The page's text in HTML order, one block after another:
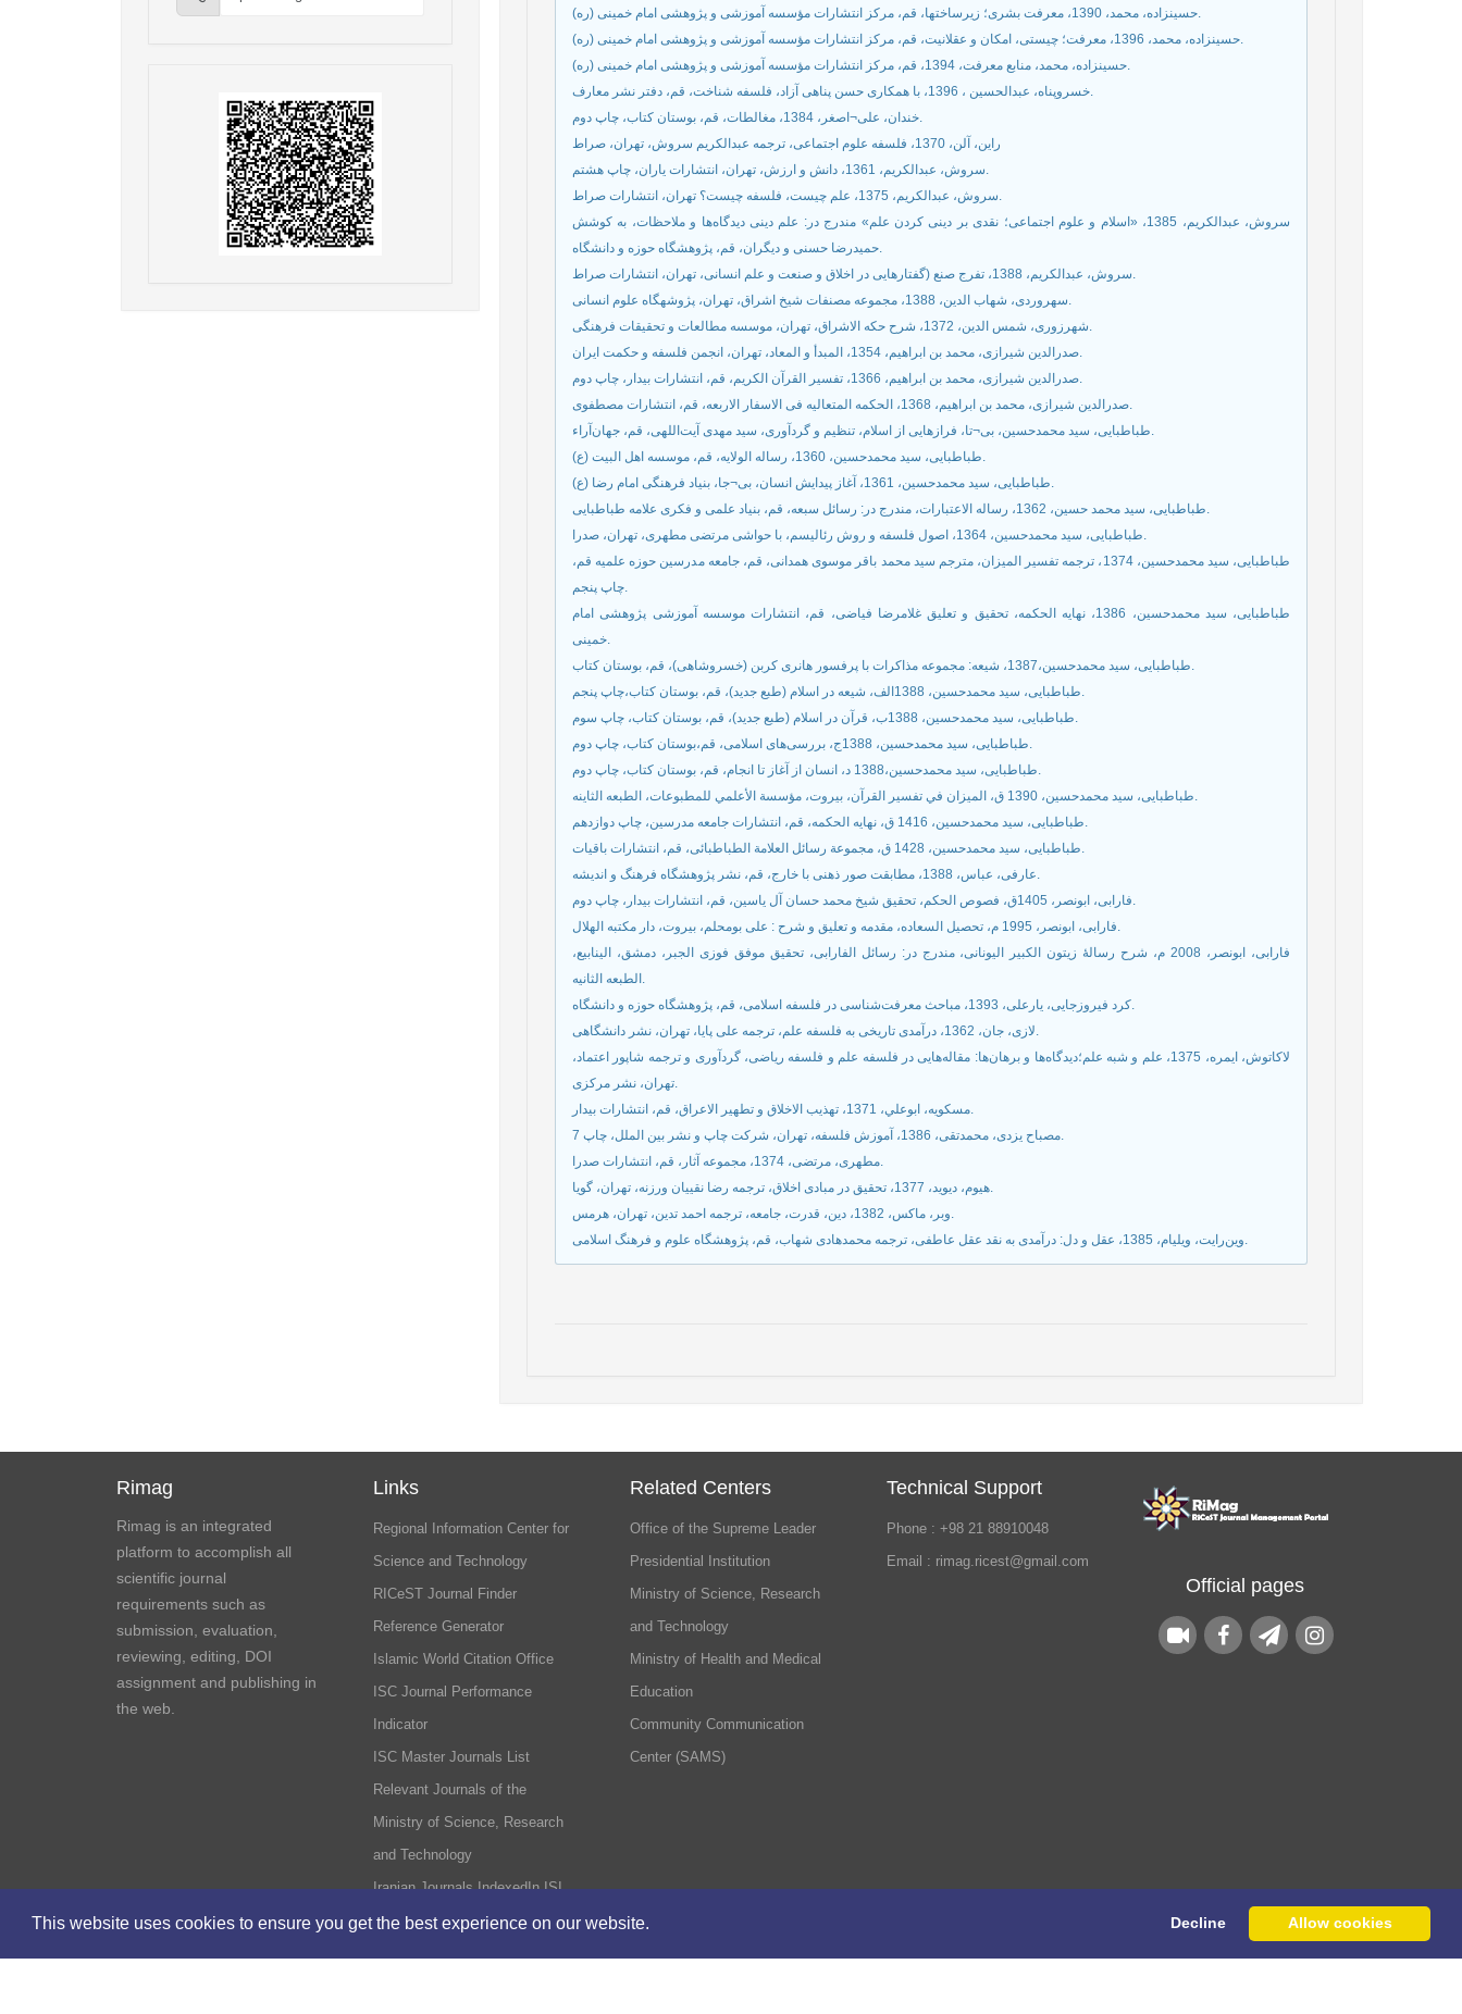
This website uses cookies to ensure you get the best experience on our website. Decline Allow cookies
حسين‏زاده، محمد، 1390، معرفت بشرى؛ زيرساخت‏ها، قم، مركز انتشارات مؤسسه آموزشى و پژوهشى امام خمينى (ره).
حسين‏زاده، محمد، 1396، معرفت؛ چيستى، امكان و عقلانيت، قم، مركز انتشارات مؤسسه آموزشى و پژوهشى امام خمينى (ره).
حسين‏زاده، محمد، منابع معرفت، 1394، قم، مركز انتشارات مؤسسه آموزشى و پژوهشى امام خمينى (ره).
خسروپناه، عبدالحسین ، 1396، با همکاری حسن پناهی آزاد، فلسفه شناخت، قم، دفتر نشر معارف.
خندان، علی¬اصغر، 1384، مغالطات، قم، بوستان کتاب، چاپ دوم.
راین، آلن، 1370،‌ فلسفه علوم اجتماعی، ‌ترجمه عبدالکریم سروش، ‌تهران،‌ صراط
سروش، عبدالکریم، 1361، دانش و ارزش، تهران، انتشارات یاران، چاپ هشتم.
سروش، عبدالکریم، 1375، ع‍ل‍م‌ چ‍ی‍س‍ت‌، ف‍ل‍س‍ف‍ه‌ چ‍ی‍س‍ت‌؟ ‌تهران، ‌انتشارات صراط.
سروش، عبدالکریم، 1385، «اسلام و علوم اجتماعی؛ نقدی بر دینی کردن علم» مندرج در: علم دینی دیدگاه‌ها و ملاحظات، به کوشش
حمیدرضا حسنی و دیگران، قم، پژوهشگاه حوزه و دانشگاه.
سروش، عبدالکریم، 1388، ت‍فرج‌ ص‍ن‍ع (گ‍ف‍ت‍ارهای‍ی‌ در اخلاق‌ و ص‍ن‍ع‍ت‌ و ع‍لم‌ ان‍س‍ان‍ی‌، ‌تهران، ‌انتشارات صراط.
سهروردی، شهاب الدین، 1388، مجموعه مصنفات شیخ اشراق، تهران، پژوشهگاه علوم انسانی.
شهرزوری، شمس الدین، 1372، شرح حکه الاشراق، تهران، موسسه مطالعات و تحقیقات فرهنگی.
صدرالدین شیرازی، محمد بن ابراهیم، 1354، المبدأ و المعاد، تهران، انجمن فلسفه و حکمت ایران.
صدرالدین شیرازی، محمد بن ابراهیم، 1366، تفسير القرآن الكريم‏، قم، انتشارات بیدار، چاپ دوم.
صدرالدین شیرازی، محمد بن ابراهیم، 1368، الحکمه المتعالیه فی الاسفار الاربعه، قم، انتشارات مصطفوی.
طباطبايى، سید محمدحسين، بی¬تا، فرازهایی از اسلام، تنظیم و گردآوری، سید مهدی آیت‌اللهی، قم، جهان‌آراء.
طباطبايى، سید محمدحسين، 1360، رساله الولایه، قم، موسسه اهل البیت (ع).
طباطبايى، سید محمدحسين، 1361، آغاز پیدایش انسان، بی¬جا، بنیاد فرهنگی امام رضا (ع).
طباطبایی، سید محمد حسین، 1362، رساله الاعتبارات، مندرج در: رسائل سبعه، قم، بنیاد علمی و فکری علامه طباطبایی.
طباطبايى، سید محمدحسين، 1364، اصول فلسفه و روش رئاليسم، با حواشی مرتضی مطهری، تهران، صدرا.
طباطبايى، سید محمدحسين، 1374، ترجمه تفسير الميزان، مترجم سید محمد باقر موسوی همدانی، قم، جامعه مدرسين حوزه علميه قم،
چاپ پنجم.
طباطبایی، سید محمدحسین، 1386، نهایه الحکمه، تحقیق و تعلیق غلامرضا فیاضی، قم، انتشارات موسسه آموزشی پژوهشی امام
خمینی.
طباطبايى، سید محمدحسين،1387، شيعه: مجموعه مذاكرات با پرفسور هانرى كربن (خسروشاهى)، قم، بوستان كتاب.
طباطبايى، سید محمدحسين، 1388الف، شيعه در اسلام (طبع جديد)، قم، بوستان كتاب،چاپ پنجم.
طباطبايى، سید محمدحسين، 1388ب، قرآن در اسلام (طبع جديد)، قم، بوستان كتاب، چاپ سوم.
طباطبايى، سید محمدحسين، 1388ج، بررسی‌های اسلامی، قم،‌بوستان کتاب، چاپ دوم.
طباطبايى، سید محمدحسين،1388 د، انسان از آغاز تا انجام، قم، بوستان كتاب، چاپ دوم.
طباطبايى، سید محمدحسين، 1390 ق، الميزان في تفسير القرآن، بیروت، مؤسسة الأعلمي للمطبوعات، الطبعه الثاینه.
طباطبايى، سید محمدحسين، 1416 ق، نهایه الحکمه، قم، انتشارات جامعه مدرسین، چاپ دوازدهم.
طباطبايى، سید محمدحسين، 1428 ق، مجموعة رسائل العلامة الطباطبائى‏، قم، انتشارات باقیات.
عارفی، عباس، 1388، مطابقت صور ذهنی با خارج، قم، نشر پژوهشگاه فرهنگ و اندیشه.
فارابی، ابونصر، 1405ق، فصوص الحکم، تحقیق شیخ محمد حسان آل یاسین، قم، انتشارات بیدار، چاپ دوم.
فارابی، ابونصر، 1995 م، تحصیل السعاده، مقدمه و تعلیق و شرح : علی بومحلم، بیروت، دار مکتبه الهلال.
فارابی، ابونصر، 2008 م، شرح رسالۀ زیتون الکبیر الیونانی، مندرج در: رسائل الفارابی، تحقیق موفق فوزی الجبر، دمشق، الینابیع،
الطبعه الثانیه.
کرد فیروزجایی، یارعلی، 1393، مباحث معرفت‌شناسی در فلسفه اسلامی، قم، پژوهشگاه حوزه و دانشگاه.
لازی، جان، 1362، درآمدی تاریخی به فلسفه علم، ترجمه علی پایا، تهران، نشر دانشگاهی.
لاکاتوش، ایمره، 1375، علم و شبه علم؛دیدگاه‌ها و برهان‌ها: مقاله‌هایی در فلسفه علم و فلسفه ریاضی، گردآوری و ترجمه شاپور اعتماد،
تهران، نشر مرکزی.
مسكويه، ابوعلي، 1371، تهذيب الاخلاق و تطهير الاعراق، قم، انتشارات بيدار.
مصباح یزدی، محمدتقی، 1386، آموزش فلسفه، تهران، شرکت چاپ و نشر بین الملل، چاپ 7.
مطهری، مرتضی، 1374، مجموعه آثار، قم، انتشارات صدرا.
هیوم، دیوید، 1377، تحقیق در مبادی اخلاق، ترجمه رضا نقییان ورزنه، تهران، گویا.
وبر، ماکس، 1382، دین، قدرت، جامعه، ترجمه احمد تدین، تهران، ‌هرمس.
وین‌رایت، ویلیام، 1385، عقل و دل: درآمدی به نقد عقل عاطفی، ترجمه محمدهادی شهاب، قم، پژوهشگاه علوم و فرهنگ اسلامی.
Rimag
Rimag is an integrated
platform to accomplish all
scientific journal
requirements such as
submission, evaluation,
reviewing, editing, DOI
assignment and publishing in
the web.
Links
Regional Information Center for
Science and Technology
RICeST Journal Finder
Reference Generator
Islamic World Citation Office
ISC Journal Performance
Indicator
ISC Master Journals List
Relevant Journals of the
Ministry of Science, Research
and Technology
Iranian Journals IndexedIn ISI
Related Centers
Office of the Supreme Leader
Presidential Institution
Ministry of Science, Research
and Technology
Ministry of Health and Medical
Education
Community Communication
Center (SAMS)
Technical Support
Phone : +98 21 88910048
Email : rimag.ricest@gmail.com
Official pages